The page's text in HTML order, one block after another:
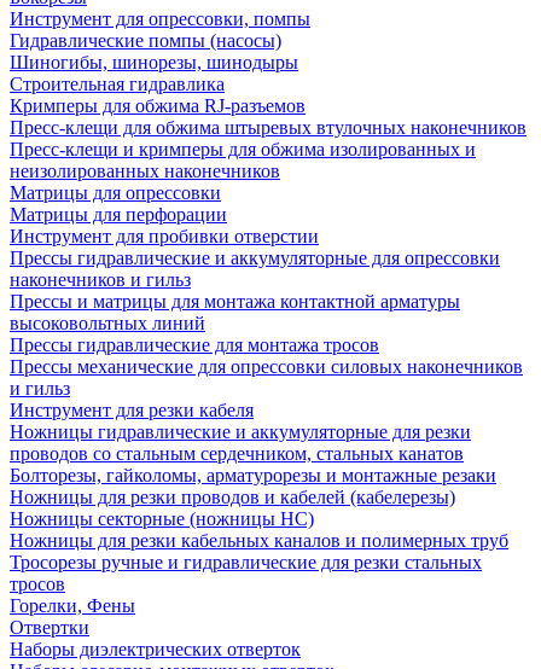
Инструмент для опрессовки, помпы
Гидравлические помпы (насосы)
Шиногибы, шинорезы, шинодыры
Строительная гидравлика
Кримперы для обжима RJ-разъемов
Пресс-клещи для обжима штыревых втулочных наконечников
Пресс-клещи и кримперы для обжима изолированных и
неизолированных наконечников
Матрицы для опрессовки
Матрицы для перфорации
Инструмент для пробивки отверстии
Прессы гидравлические и аккумуляторные для опрессовки
наконечников и гильз
Прессы и матрицы для монтажа контактной арматуры
высоковольтных линий
Прессы гидравлические для монтажа тросов
Прессы механические для опрессовки силовых наконечников
и гильз
Инструмент для резки кабеля
Ножницы гидравлические и аккумуляторные для резки
проводов со стальным сердечником, стальных канатов
Болторезы, гайколомы, арматурорезы и монтажные резаки
Ножницы для резки проводов и кабелей (кабелерезы)
Ножницы секторные (ножницы НС)
Ножницы для резки кабельных каналов и полимерных труб
Тросорезы ручные и гидравлические для резки стальных
тросов
Горелки, Фены
Отвертки
Наборы диэлектрических отверток